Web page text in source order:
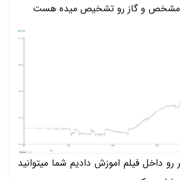
داخل فیلم اموزش دادیم شما میتوانید